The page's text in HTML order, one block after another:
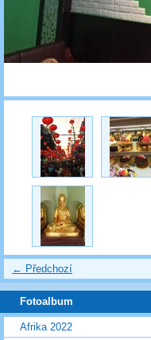
← Předchozí
Fotoalbum
Afrika 2022